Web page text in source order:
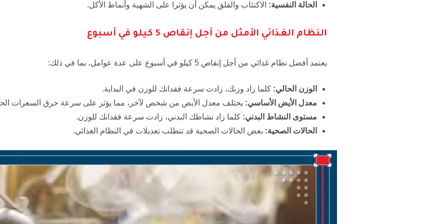
الحالة النفسية: الاكتئاب والقلق يمكن أن يؤثرا على الشهية وأنماط الأكل.
النظام الغذائي الأمثل من أجل إنقاص 5 كيلو في أسبوع
يعتمد أفضل نظام غذائي من أجل إنقاص 5 كيلو في أسبوع على عدة عوامل، بما في ذلك:
الوزن الحالي: كلما زاد وزنك، زادت سرعة فقدانك للوزن في البداية.
معدل الأيض الأساسي: يختلف معدل الأيض من شخص لآخر، مما يؤثر على سرعة حرق السعرات
مستوى النشاط البدني: كلما زاد نشاطك البدني، زادت سرعة فقدانك للوزن.
الحالات الصحية: بعض الحالات الصحية قد تتطلب تعديلات في النظام الغذائي.